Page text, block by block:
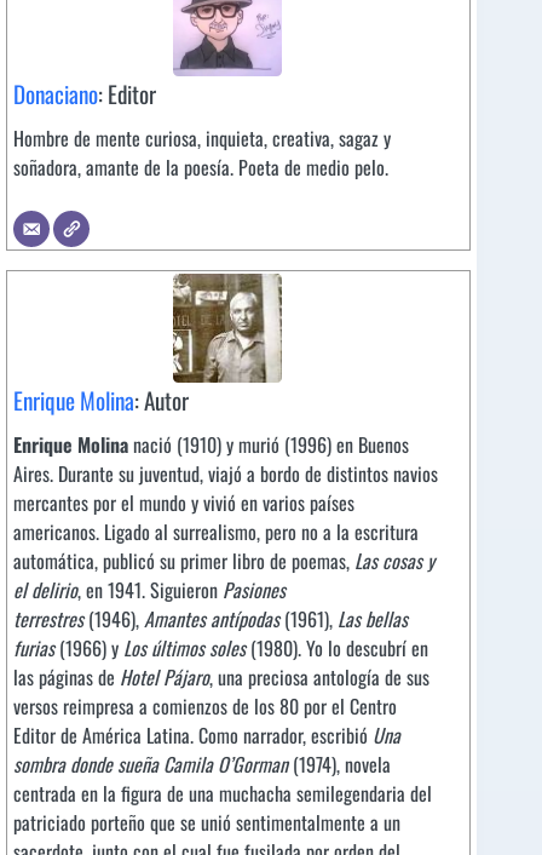
Donaciano: Editor
Hombre de mente curiosa, inquieta, creativa, sagaz y
soñadora, amante de la poesía. Poeta de medio pelo.
Enrique Molina: Autor
Enrique Molinanació (1910) y murió (1996) en Buenos
Aires. Durante su juventud, viajó a bordo de distintos navios
mercantes por el mundo y vivió en varios países
americanos. Ligado al surrealismo, pero no a la escritura
automática, publicó su primer libro de poemas, Las cosas y
el delirio, en 1941. Siguieron Pasiones
terrestres(1946),Amantes antípodas(1961), Las bellas
furias(1966) y Los últimos soles(1980). Yo lo descubrí en
las páginas de Hotel Pájaro, una preciosa antología de sus
versos reimpresa a comienzos de los 80 por el Centro
Editor de América Latina. Como narrador, escribió Una
sombra donde sueña Camila O’Gorman(1974), novela
centrada en la figura de una muchacha semilegendaria del
patriciado porteño que se unió sentimentalmente a un